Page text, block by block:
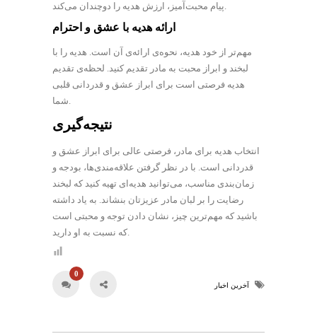
پیام محبت‌آمیز، ارزش هدیه را دوچندان می‌کند.
ارائه هدیه با عشق و احترام
مهم‌تر از خود هدیه، نحوه‌ی ارائه‌ی آن است. هدیه را با
لبخند و ابراز محبت به مادر تقدیم کنید. لحظه‌ی تقدیم
هدیه فرصتی است برای ابراز عشق و قدردانی قلبی
شما.
نتیجه‌گیری
انتخاب هدیه برای مادر، فرصتی عالی برای ابراز عشق و
قدردانی است. با در نظر گرفتن علاقه‌مندی‌ها، بودجه و
زمان‌بندی مناسب، می‌توانید هدیه‌ای تهیه کنید که لبخند
رضایت را بر لبان مادر عزیزتان بنشاند. به یاد داشته
باشید که مهم‌ترین چیز، نشان دادن توجه و محبتی است
که نسبت به او دارید.
آخرین اخبار
0